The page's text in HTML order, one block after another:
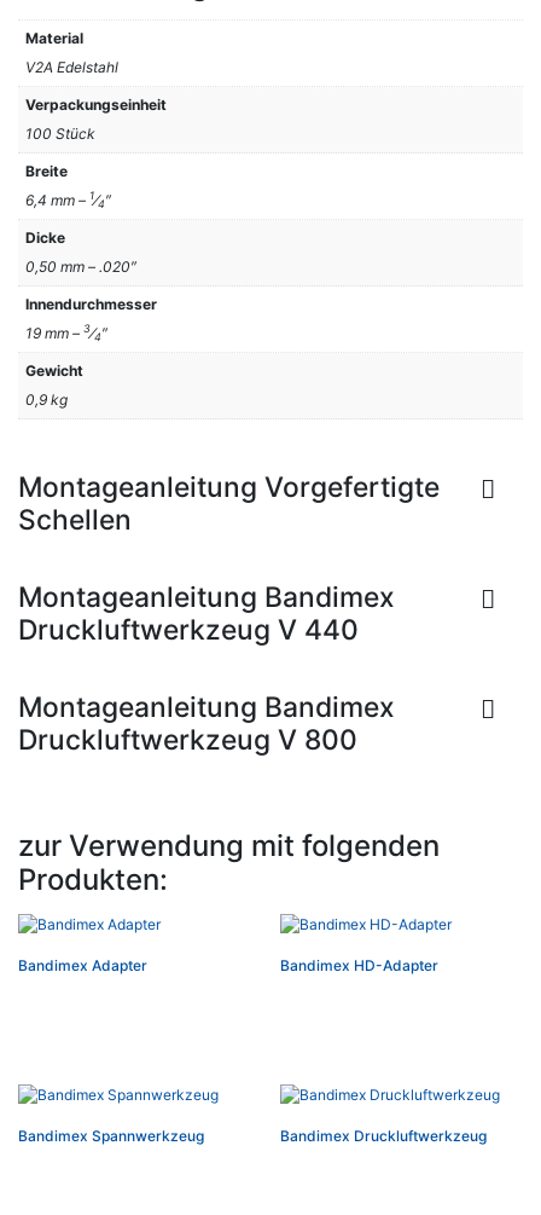
Material
V2A Edelstahl
Verpackungseinheit
100 Stück
Breite
6,4 mm – 1⁄4″
Dicke
0,50 mm – .020″
Innendurchmesser
19 mm – 3⁄4″
Gewicht
0,9 kg
Montageanleitung Vorgefertigte
Schellen
Montageanleitung Bandimex
Druckluftwerkzeug V 440
Montageanleitung Bandimex
Druckluftwerkzeug V 800
zur Verwendung mit folgenden
Produkten:
Bandimex Adapter Bandimex HD-Adapter
Bandimex Spannwerkzeug Bandimex Druckluftwerkzeug